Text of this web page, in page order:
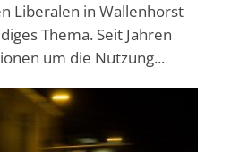
Liberalen in Wallenhorst
Thema. Seit Jahren
um die Nutzung...